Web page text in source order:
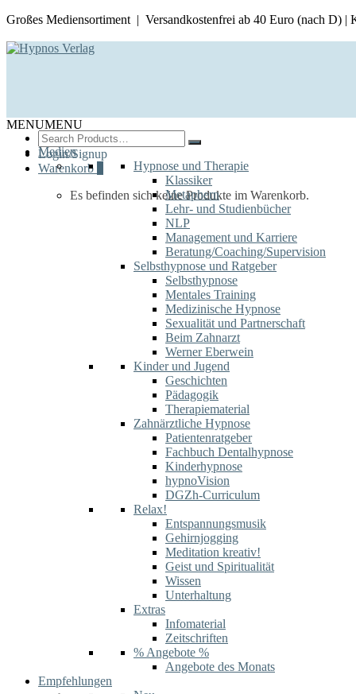
Großes Mediensortiment | Versandkostenfrei ab 40 Euro (nach D) |
Search
for:
Login/Signup
Warenkorb
Es befinden sich keine Produkte im Warenkorb.
MENUMENU
Medien
Hypnose und Therapie
Klassiker
Metaphern
Lehr- und Studienbücher
NLP
Management und Karriere
Beratung/Coaching/Supervision
Selbsthypnose und Ratgeber
Selbsthypnose
Mentales Training
Medizinische Hypnose
Sexualität und Partnerschaft
Beim Zahnarzt
Werner Eberwein
Kinder und Jugend
Geschichten
Pädagogik
Therapiematerial
Zahnärztliche Hypnose
Patientenratgeber
Fachbuch Dentalhypnose
Kinderhypnose
hypnoVision
DGZh-Curriculum
Relax!
Entspannungsmusik
Gehirnjogging
Meditation kreativ!
Geist und Spiritualität
Wissen
Unterhaltung
Extras
Infomaterial
Zeitschriften
% Angebote %
Angebote des Monats
Empfehlungen